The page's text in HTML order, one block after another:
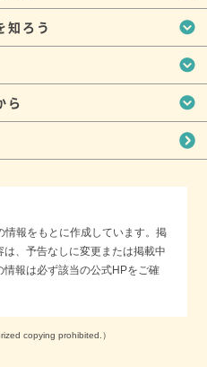
知ろう
ら
報をもとに作成しています。掲
、予告なしに変更または掲載中
報は必ず該当の公式HPをご確
copying prohibited.）